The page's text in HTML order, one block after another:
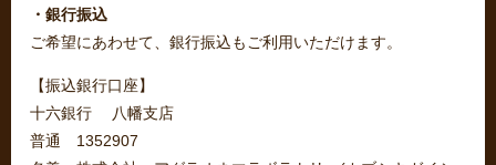
・銀行振込
ご希望にあわせて、銀行振込もご利用いただけます。
【振込銀行口座】
十六銀行 八幡支店
普通 1352907